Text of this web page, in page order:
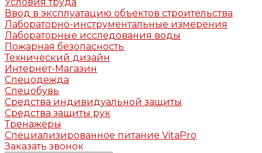
Условия труда
Ввод в эксплуатацию объектов строительства
Лабораторно-инструментальные измерения
Лабораторные исследования воды
Пожарная безопасность
Технический дизайн
Интернет-Магазин
Спецодежда
Спецобувь
Средства индивидуальной защиты
Средства защиты рук
Тренажеры
Специализированное питание VitaPro
Заказать звонок